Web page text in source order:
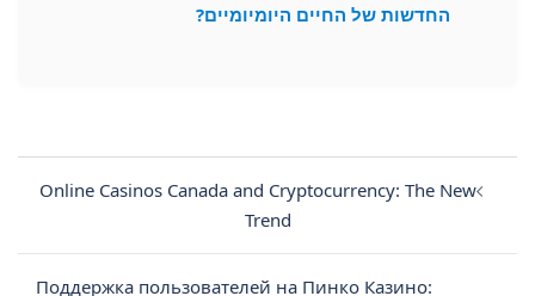
החדשות של החיים היומיומיים?
Post
navigation
Online Casinos Canada and Cryptocurrency: The New
Trend
Поддержка пользователей на Пинко Казино: